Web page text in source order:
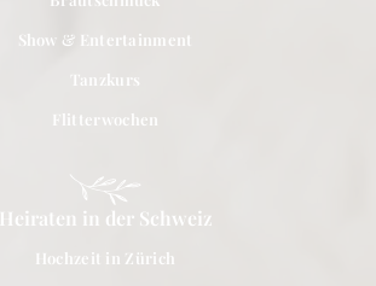
Show & Entertainment
Tanzkurs
Flitterwochen
Heiraten in der Schweiz
Hochzeit in Zürich